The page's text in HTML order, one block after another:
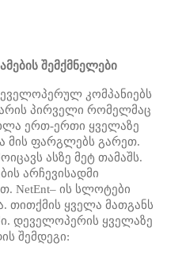
შემქმნელები
კომპანიებს
არის პირველი რომელმაც
ერთ-ერთი ყველაზე
მის ფარგლებს გარეთ.
ასზე მეტ თამაშს.
არჩევისადმი
NetEnt– ის სლოტები
თითქმის ყველა მათგანს
დეველოპერის ყველაზე
შემდეგი: